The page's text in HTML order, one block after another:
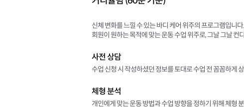
신체 변화를 느낄 수 있는 바디 케어 위주의 프로그램입니다.
회원이 원하는 목적에 맞는 운동 수업 위주로, 그날 그날 컨
사전 상담
수업 신청 시 작성하셨던 정보를 토대로 수업 전 꼼꼼하게
체형 분석
개인에게 맞는 운동 방법과 수업 방향을 정하기 위해 체형